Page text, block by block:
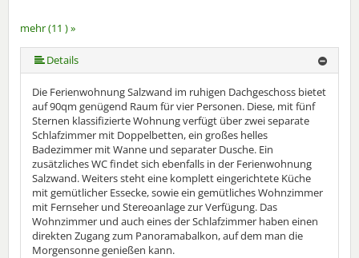
mehr (11 ) »
mehr (11 ) »
mehr (11 ) »
mehr (11 ) »
mehr (11 ) »
mehr (11 ) »
mehr (11 ) »
mehr (11 ) »
Details
Die Ferienwohnung Salzwand im ruhigen Dachgeschoss bietet
auf 90qm genügend Raum für vier Personen. Diese, mit fünf
Sternen klassifizierte Wohnung verfügt über zwei separate
Schlafzimmer mit Doppelbetten, ein großes helles
Badezimmer mit Wanne und separater Dusche. Ein
zusätzliches WC findet sich ebenfalls in der Ferienwohnung
Salzwand. Weiters steht eine komplett eingerichtete Küche
mit gemütlicher Essecke, sowie ein gemütliches Wohnzimmer
mit Fernseher und Stereoanlage zur Verfügung. Das
Wohnzimmer und auch eines der Schlafzimmer haben einen
direkten Zugang zum Panoramabalkon, auf dem man die
Morgensonne genießen kann.